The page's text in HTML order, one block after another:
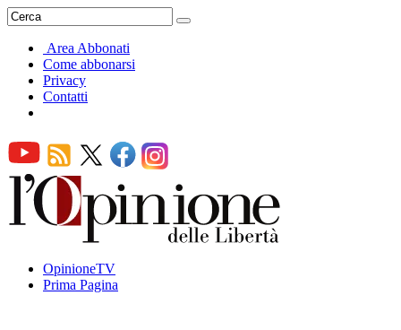
Area Abbonati
Come abbonarsi
Privacy
Contatti
OpinioneTV
Prima Pagina